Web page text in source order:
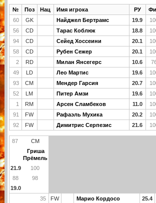
№ Поз Нац Имя игрока РУ
60
GK Найджел Бертрамс 19.9
56
CD Тарас Коблюк 18.8
94
CD Сейед Хоссеини 20.1
58
CD Рубен Сежер 20.1
2
RD Милан Янсегерс 10.6
49
LD Лео Мартис 19.6
93
CM Мендер Гарсия 20.7
52
LM Питер Амзи 19.6
1
RM Арсен Сламбеков 11.0
91
FW Рафаэль Мухика 20.2
92
FW Димитрис Серпезис 21.6
87
CM
Гриша
Прёмель
21.9
100
88
98
19.0
35
FW Марио Кордосо 25.4